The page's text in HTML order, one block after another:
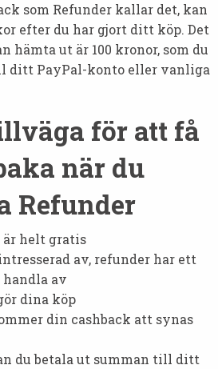
som Refunder kallar det, kan
efter du har gjort ditt köp. Det
hämta ut är 100 kronor, som du
ditt PayPal-konto eller vanliga
för att få
när du
Refunder
är helt gratis
av, refunder har ett
av
dina köp
din cashback att synas
du betala ut summan till ditt